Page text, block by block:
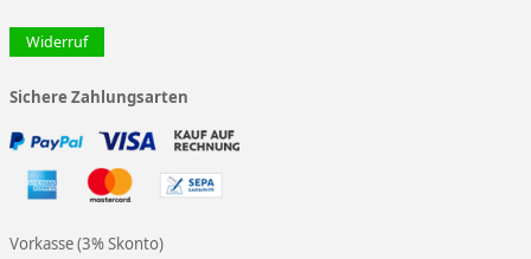
Widerruf
Sichere Zahlungsarten
Vorkasse (3% Skonto)